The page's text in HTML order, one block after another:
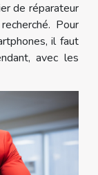
de réparateur
Pour
il faut
avec les